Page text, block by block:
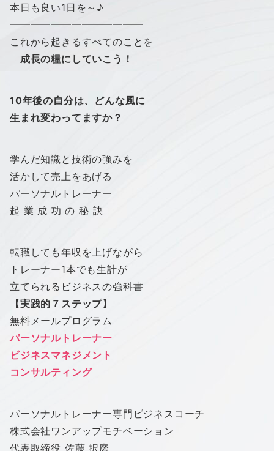
本日も良い1日を～♪
━━━━━━━━━━━━━
これから起きるすべてのことを
成長の糧にしていこう！
10年後の自分は、どんな風に
生まれ変わってますか？
学んだ知識と技術の強みを
活かして売上をあげる
パーソナルトレーナー
起 業 成 功 の 秘 訣
転職しても年収を上げながら
トレーナー1本でも生計が
立てられるビジネスの強科書
【実践的７ステップ】
無料メールプログラム
パーソナルトレーナー
ビジネスマネジメント
コンサルティング
パーソナルトレーナー専門ビジネスコーチ
株式会社 ワンアップモチベーション
代表取締役 佐藤 択磨